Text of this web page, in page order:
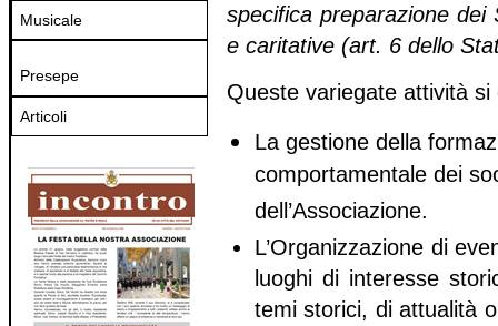
Musicale
Presepe
Articoli
specifica preparazione dei
e caritative (art. 6 dello
Queste variegate attività
La gestione della
comportamentale dei
dell’Associazione.
L’Organizzazione di
luoghi di interesse
temi storici, di attualità